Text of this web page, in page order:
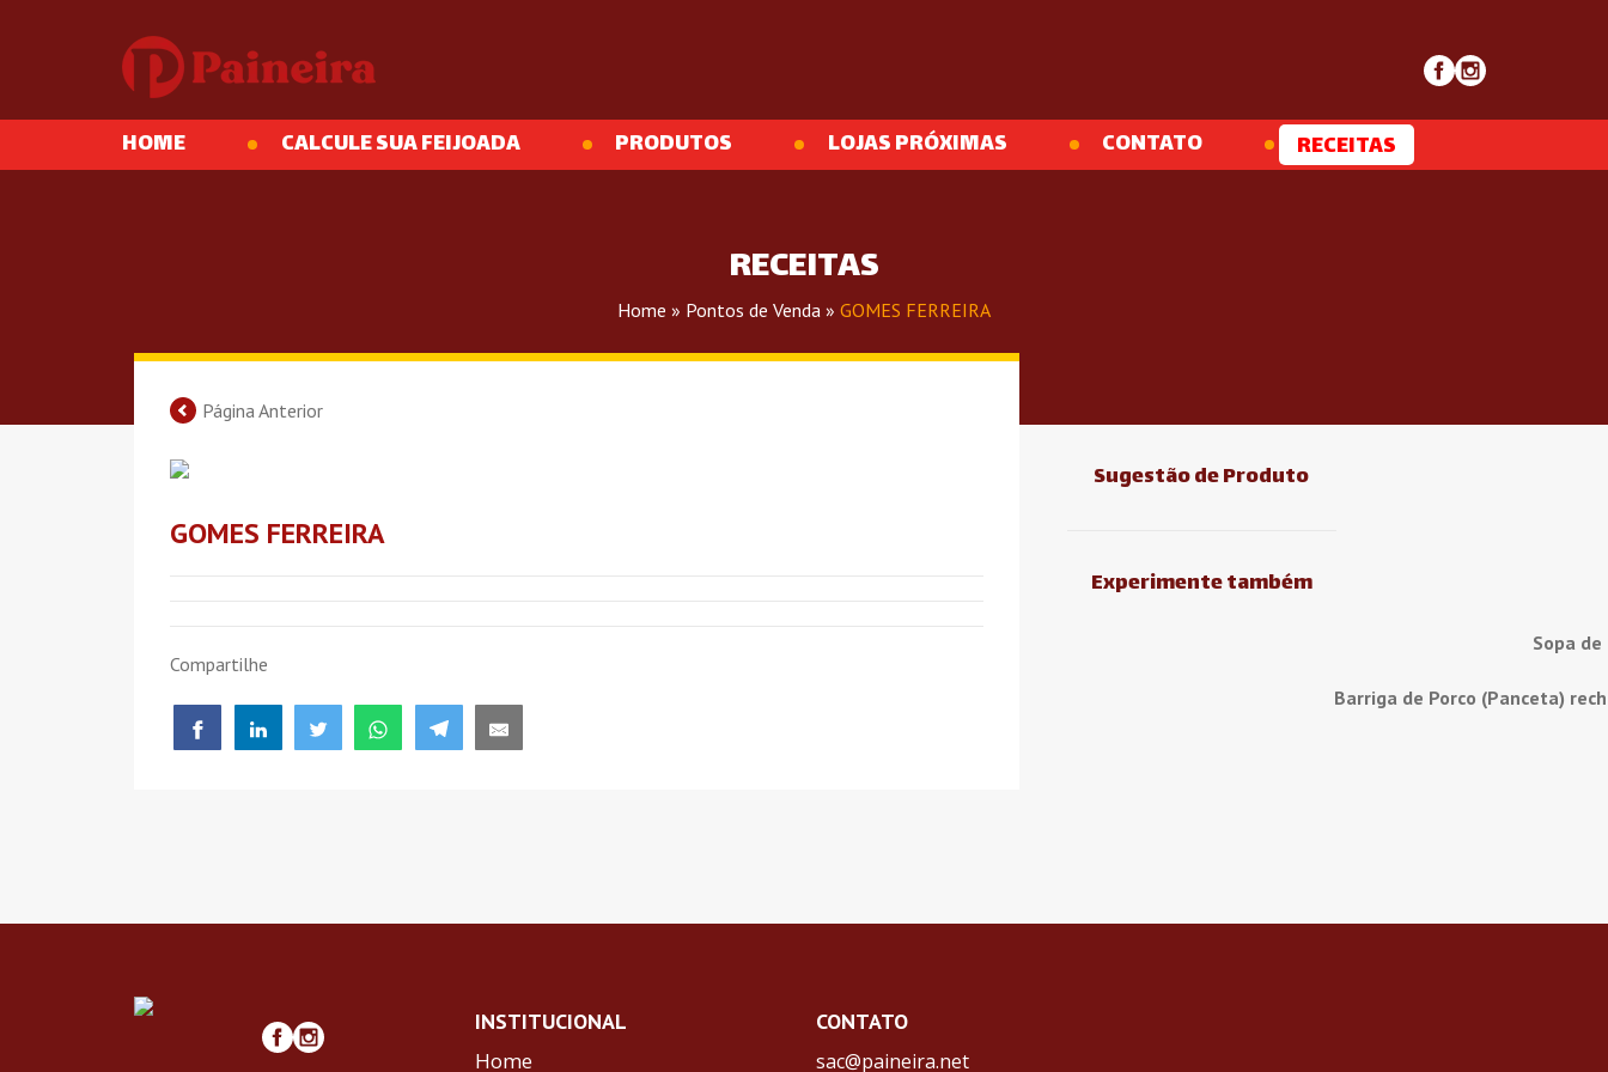
HOME CALCULE SUA FEIJOADA PRODUTOS LOJAS PRÓXIMAS CONTATO RECEITAS
RECEITAS
Home » Pontos de Venda » GOMES FERREIRA
Página Anterior
GOMES FERREIRA
Compartilhe
Sugestão de Produto
Experimente também
Sopa
Barriga de Porco (Panceta)
INSTITUCIONAL
Home
CONTATO
sac@paineira.net